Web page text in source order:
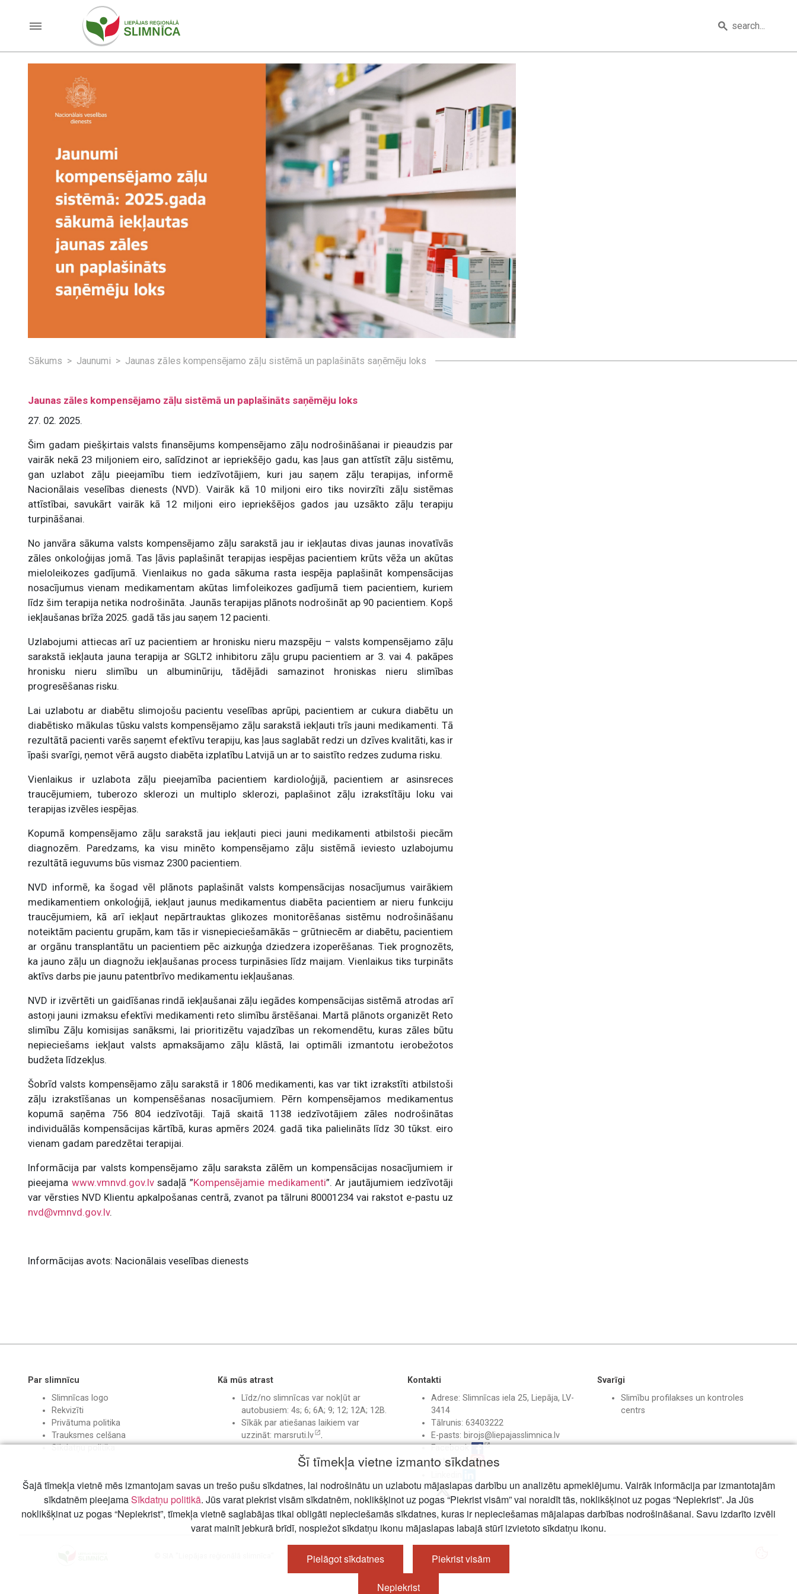
Sākums Jaunumi Jaunas zāles kompensējamo zāļu sistēmā un paplašināts saņēmēju loks
Jaunas zāles kompensējamo zāļu sistēmā un paplašināts saņēmēju loks
27. 02. 2025.
Šim gadam piešķirtais valsts finansējums kompensējamo zāļu nodrošināšanai ir pieaudzis par
vairāk nekā 23 miljoniem eiro, salīdzinot ar iepriekšējo gadu, kas ļaus gan attīstīt zāļu sistēmu,
gan uzlabot zāļu pieejamību tiem iedzīvotājiem, kuri jau saņem zāļu terapijas, informē
Nacionālais veselības dienests (NVD). Vairāk kā 10 miljoni eiro tiks novirzīti zāļu sistēmas
attīstībai, savukārt vairāk kā 12 miljoni eiro iepriekšējos gados jau uzsākto zāļu terapiju
turpināšanai.
No janvāra sākuma valsts kompensējamo zāļu sarakstā jau ir iekļautas divas jaunas inovatīvās
zāles onkoloģijas jomā. Tas ļāvis paplašināt terapijas iespējas pacientiem krūts vēža un akūtas
mieloleikozes gadījumā. Vienlaikus no gada sākuma rasta iespēja paplašināt kompensācijas
nosacījumus vienam medikamentam akūtas limfoleikozes gadījumā tiem pacientiem, kuriem
līdz šim terapija netika nodrošināta. Jaunās terapijas plānots nodrošināt ap 90 pacientiem. Kopš
iekļaušanas brīža 2025. gadā tās jau saņem 12 pacienti.
Uzlabojumi attiecas arī uz pacientiem ar hronisku nieru mazspēju – valsts kompensējamo zāļu
sarakstā iekļauta jauna terapija ar SGLT2 inhibitoru zāļu grupu pacientiem ar 3. vai 4. pakāpes
hronisku nieru slimību un albuminūriju, tādējādi samazinot hroniskas nieru slimības
progresēšanas risku.
Lai uzlabotu ar diabētu slimojošu pacientu veselības aprūpi, pacientiem ar cukura diabētu un
diabētisko mākulas tūsku valsts kompensējamo zāļu sarakstā iekļauti trīs jauni medikamenti. Tā
rezultātā pacienti varēs saņemt efektīvu terapiju, kas ļaus saglabāt redzi un dzīves kvalitāti, kas ir
īpaši svarīgi, ņemot vērā augsto diabēta izplatību Latvijā un ar to saistīto redzes zuduma risku.
Vienlaikus ir uzlabota zāļu pieejamība pacientiem kardioloģijā, pacientiem ar asinsreces
traucējumiem, tuberozo sklerozi un multiplo sklerozi, paplašinot zāļu izrakstītāju loku vai
terapijas izvēles iespējas.
Kopumā kompensējamo zāļu sarakstā jau iekļauti pieci jauni medikamenti atbilstoši piecām
diagnozēm. Paredzams, ka visu minēto kompensējamo zāļu sistēmā ieviesto uzlabojumu
rezultātā ieguvums būs vismaz 2300 pacientiem.
NVD informē, ka šogad vēl plānots paplašināt valsts kompensācijas nosacījumus vairākiem
medikamentiem onkoloģijā, iekļaut jaunus medikamentus diabēta pacientiem ar nieru funkciju
traucējumiem, kā arī iekļaut nepārtrauktas glikozes monitorēšanas sistēmu nodrošināšanu
noteiktām pacientu grupām, kam tās ir visnepieciešamākās – grūtniecēm ar diabētu, pacientiem
ar orgānu transplantātu un pacientiem pēc aizkuņģa dziedzera izoperēšanas. Tiek prognozēts,
ka jauno zāļu un diagnožu iekļaušanas process turpināsies līdz maijam. Vienlaikus tiks turpināts
aktīvs darbs pie jaunu patentbrīvo medikamentu iekļaušanas.
NVD ir izvērtēti un gaidīšanas rindā iekļaušanai zāļu iegādes kompensācijas sistēmā atrodas arī
astoņi jauni izmaksu efektīvi medikamenti reto slimību ārstēšanai. Martā plānots organizēt Reto
slimību Zāļu komisijas sanāksmi, lai prioritizētu vajadzības un rekomendētu, kuras zāles būtu
nepieciešams iekļaut valsts apmaksājamo zāļu klāstā, lai optimāli izmantotu ierobežotos
budžeta līdzekļus.
Šobrīd valsts kompensējamo zāļu sarakstā ir 1806 medikamenti, kas var tikt izrakstīti atbilstoši
zāļu izrakstīšanas un kompensēšanas nosacījumiem. Pērn kompensējamos medikamentus
kopumā saņēma 756 804 iedzīvotāji. Tajā skaitā 1138 iedzīvotājiem zāles nodrošinātas
individuālās kompensācijas kārtībā, kuras apmērs 2024. gadā tika palielināts līdz 30 tūkst. eiro
vienam gadam paredzētai terapijai.
Informācija par valsts kompensējamo zāļu saraksta zālēm un kompensācijas nosacījumiem ir
pieejama www.vmnvd.gov.lvsadaļā ”Kompensējamie medikamenti”. Ar jautājumiem iedzīvotāji
var vērsties NVD Klientu apkalpošanas centrā, zvanot pa tālruni 80001234 vai rakstot e-pastu uz
nvd@vmnvd.gov.lv.
Informācijas avots: Nacionālais veselības dienests
Par slimnīcu
Slimnīcas logo
Rekvizīti
Privātuma politika
Trauksmes celšana
Sīkdatņu politika
Kā mūs atrast
Līdz/no slimnīcas var nokļūt ar
autobusiem: 4s; 6; 6A; 9; 12; 12A; 12B.
Sīkāk par atiešanas laikiem var
uzzināt: marsruti.lv .
Kontakti
Adrese: Slimnīcas iela 25, Liepāja, LV-
3414
Tālrunis: 63403222
E-pasts: birojs@liepajasslimnica.lv
Facebook
Instagram
Svarīgi
Slimību profilakses un kontroles
centrs
Šī tīmekļa vietne izmanto sīkdatnes
Šajā tīmekļa vietnē mēs izmantojam savas un trešo pušu sīkdatnes, lai nodrošinātu un uzlabotu mājaslapas darbību un analizētu apmeklējumu. Vairāk informācija par izmantotajām
sīkdatnēm pieejamaSīkdatņu politikā. Jūs varat piekrist visām sīkdatnēm, noklikšķinot uz pogas “Piekrist visām” vai noraidīt tās, noklikšķinot uz pogas “Nepiekrist”. Ja Jūs
noklikšķinat uz pogas “Nepiekrist”, tīmekļa vietnē saglabājas tikai obligāti nepieciešamās sīkdatnes, kuras ir nepieciešamas mājalapas darbības nodrošināšanai. Savu izdarīto izvēli
varat mainīt jebkurā brīdī, nospiežot sīkdatņu ikonu mājaslapas labajā stūrī izvietoto sīkdatņu ikonu.
Pielāgot sīkdatnes Piekrist visām
Nepiekrist